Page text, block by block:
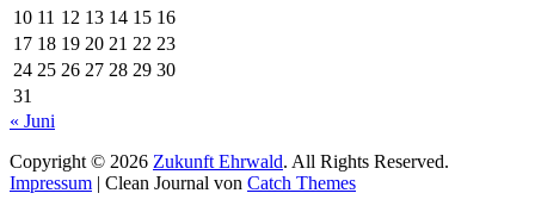
10 11 12 13 14 15 16
17 18 19 20 21 22 23
24 25 26 27 28 29 30
31
« Juni
Copyright © 2026 Zukunft Ehrwald. All Rights Reserved.
Impressum | Clean Journal von Catch Themes